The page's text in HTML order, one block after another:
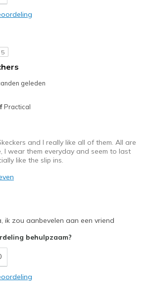
Feels true to size
5
geleden
Practical
and I really like all of them. All are
I wear them everyday and seem to last
like the slip ins.
ik zou aanbevelen aan een vriend
behulpzaam?